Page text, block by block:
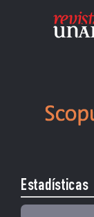
Estadísticas